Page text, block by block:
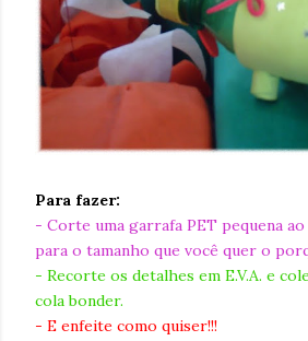
Para fazer:
- Corte uma garrafa PET pequena
para o tamanho que você quer o
- Recorte os detalhes em E.V.A. e
cola bonder.
- E enfeite como quiser!!!